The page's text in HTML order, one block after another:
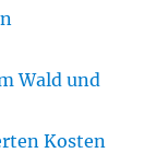
Wald und
Kosten